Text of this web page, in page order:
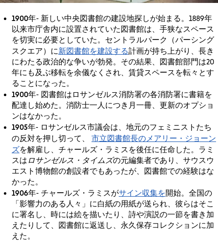
1900年- 新しい中央図書館の建設地探しが始まる。1889年
以来市庁舎内に設置されていた図書館は、手狭なスペース
を切実に必要としていた。セントラルパーク（パーシング
スクエア）に新図書館を建設する計画が持ち上がり、長き
にわたる政治的な争いが勃発。その結果、図書館部門は20
年にも及ぶ移転を余儀なくされ、賃貸スペースを転々とす
ることになった。
1900年- 図書館はロサンゼルス消防署の各消防署に書籍を
配達し始めた。消防士一人につき月一冊、更新のオプショ
ンはなかった。
1905年- ロサンゼルス市議会は、地元のフェミニストたち
の反対を押し切って、 市立図書館長のメアリー・ジョーン
ズを解雇し、チャールズ・ラミスを後任に任命した。ラミ
スは ロサンゼルス・タイムズの元編集者であり、サウスウ
エスト博物館の創設者でもあったが、図書館での経験はな
かった。
1906年- チャールズ・ラミスがサイン収集を開始。全国の
「影響力のある人々」に白紙の用紙が送られ、彼らはそこ
に署名し、時には絵を描いたり、詩や演説の一節を書き加
えたりして、図書館に返送し、永久保存コレクションに加
えた。